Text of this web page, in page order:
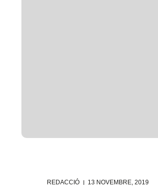
REDACCIÓ 13 NOVEMBRE, 2019